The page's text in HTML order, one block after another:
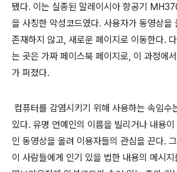
됐다. 이는 실종된 말레이시아 항공기
을 사칭한 악성코드였다. 사용자가 동영상을
존재하지 않고, 새로운 페이지로 이동한다.
는 곳은 가짜 페이스북 페이지로, 이 과정에
가 퍼졌다.
컴퓨터를 감염시키기 위해 사용하는 속임수
있다. 유명 연예인의 이름을 빌리거나 내용
인 동영상을 올려 이용자들의 관심을 끈다.
이 사람들에게 인기 있을 법한 내용의 메시